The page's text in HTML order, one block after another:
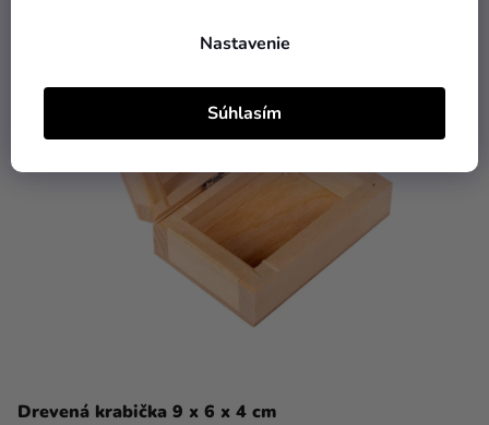
Nastavenie
Súhlasím
Drevená krabička 9 x 6 x 4 cm